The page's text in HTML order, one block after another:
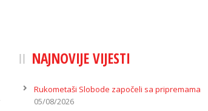
NAJNOVIJE VIJESTI
Rukometaši Slobode započeli sa pripremama
05/08/2026